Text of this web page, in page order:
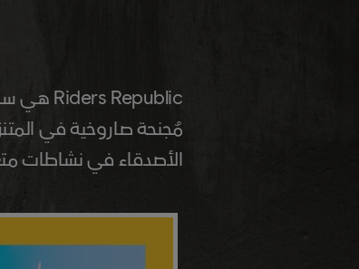
Riders Republic هي
مُجنحة صاروخية في
الأصدقاء في نشاطات